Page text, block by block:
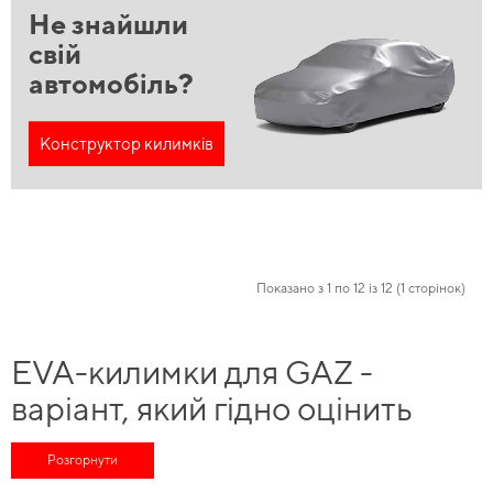
Не знайшли
свій
автомобіль?
Конструктор килимків
Показано з 1 по 12 із 12 (1 сторінок)
EVA-килимки для GAZ -
варіант, який гідно оцінить
будь-який поціновувач
автомобілів
Розгорнути